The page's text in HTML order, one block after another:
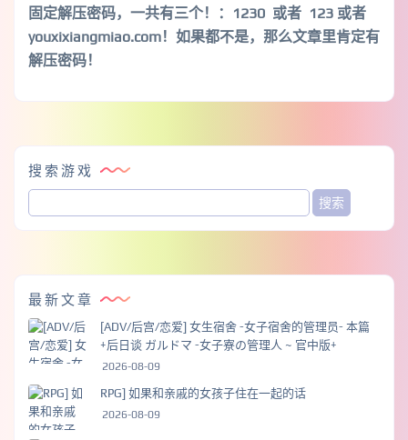
固定解压密码，一共有三个！
：1230 或者 123 或者
youxixiangmiao.com！如果都不是，那么文章里肯定有
解压密码！
搜索游戏
最新文章
[ADV/后宫/恋爱] 女生宿舍 -女子宿舍的管理员- 本篇
+后日谈 ガルドマ -女子寮の管理人 ~ 官中版+
2026-08-09
RPG] 如果和亲戚的女孩子住在一起的话
2026-08-09